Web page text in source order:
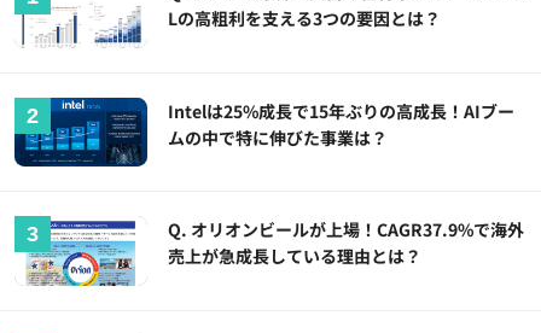
Lの高粗利を支える3つの要因とは？
Intelは25%成長で15年ぶりの高成長！AIブー
ムの中で特に伸びた事業は？
Q. オリオンビールが上場！CAGR37.9%で海外
売上が急成長している理由とは？